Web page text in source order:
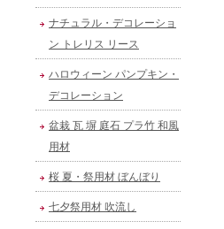
ナチュラル・デコレーショ
ン トレリス リース
ハロウィーン パンプキン・
デコレーション
盆栽 瓦 塀 庭石 プラ竹 和風
用材
桜 夏・祭用材 ぼんぼり
七夕祭用材 吹流し